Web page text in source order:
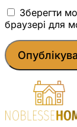
Зберегти
браузері для